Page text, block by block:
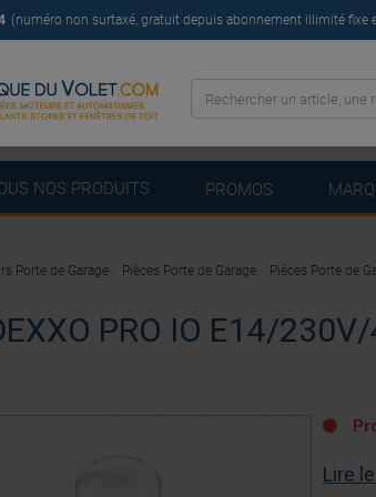
(numéro non surtaxé, gratuit depuis abonnement illimité fixe
NOS PRODUITS PROMOS
PRO IO E14/
Lire
Porte de Garage Pièces Porte de Garage Pièces Porte de